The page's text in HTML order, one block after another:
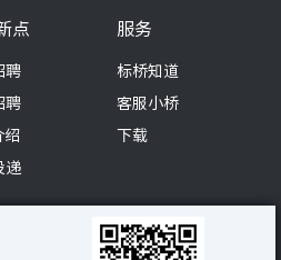
点
聘
聘
绍
递
服务
标桥知道
客服小桥
下载